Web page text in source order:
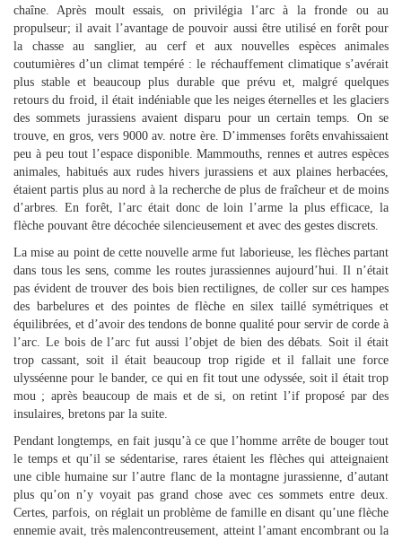
chaîne. Après moult essais, on privilégia l’arc à la fronde ou au
propulseur; il avait l’avantage de pouvoir aussi être utilisé en forêt pour
la chasse au sanglier, au cerf et aux nouvelles espèces animales
coutumières d’un climat tempéré : le réchauffement climatique s’avérait
plus stable et beaucoup plus durable que prévu et, malgré quelques
retours du froid, il était indéniable que les neiges éternelles et les glaciers
des sommets jurassiens avaient disparu pour un certain temps. On se
trouve, en gros, vers 9000 av. notre ère. D’immenses forêts envahissaient
peu à peu tout l’espace disponible. Mammouths, rennes et autres espèces
animales, habitués aux rudes hivers jurassiens et aux plaines herbacées,
étaient partis plus au nord à la recherche de plus de fraîcheur et de moins
d’arbres. En forêt, l’arc était donc de loin l’arme la plus efficace, la
flèche pouvant être décochée silencieusement et avec des gestes discrets.
La mise au point de cette nouvelle arme fut laborieuse, les flèches partant
dans tous les sens, comme les routes jurassiennes aujourd’hui. Il n’était
pas évident de trouver des bois bien rectilignes, de coller sur ces hampes
des barbelures et des pointes de flèche en silex taillé symétriques et
équilibrées, et d’avoir des tendons de bonne qualité pour servir de corde à
l’arc. Le bois de l’arc fut aussi l’objet de bien des débats. Soit il était
trop cassant, soit il était beaucoup trop rigide et il fallait une force
ulysséenne pour le bander, ce qui en fit tout une odyssée, soit il était trop
mou ; après beaucoup de mais et de si, on retint l’if proposé par des
insulaires, bretons par la suite.
Pendant longtemps, en fait jusqu’à ce que l’homme arrête de bouger tout
le temps et qu’il se sédentarise, rares étaient les flèches qui atteignaient
une cible humaine sur l’autre flanc de la montagne jurassienne, d’autant
plus qu’on n’y voyait pas grand chose avec ces sommets entre deux.
Certes, parfois, on réglait un problème de famille en disant qu’une flèche
ennemie avait, très malencontreusement, atteint l’amant encombrant ou la